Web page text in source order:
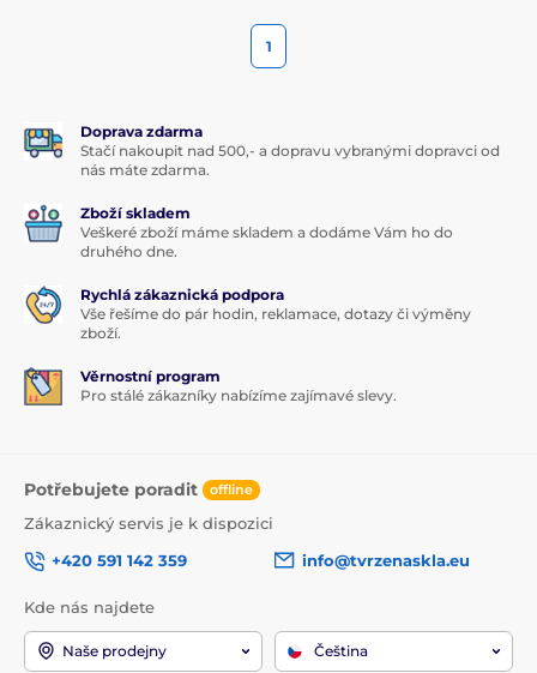
1
Doprava zdarma
Stačí nakoupit nad 500,- a dopravu vybranými dopravci od
nás máte zdarma.
Zboží skladem
Veškeré zboží máme skladem a dodáme Vám ho do
druhého dne.
Rychlá zákaznická podpora
Vše řešíme do pár hodin, reklamace, dotazy či výměny
zboží.
Věrnostní program
Pro stálé zákazníky nabízíme zajímavé slevy.
Potřebujete poradit offline
Zákaznický servis je k dispozici
+420 591 142 359
info@tvrzenaskla.eu
Kde nás najdete
Naše prodejny Čeština